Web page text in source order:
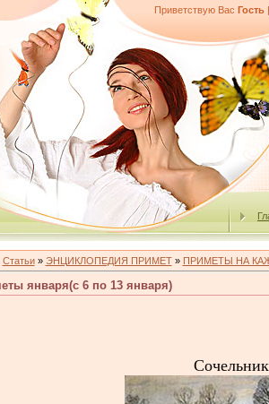
Приветствую Вас Гость |
Статьи» ЭНЦИКЛОПЕДИЯ ПРИМЕТ» ПРИМЕТЫ НА
января(с 6 по 13 января)